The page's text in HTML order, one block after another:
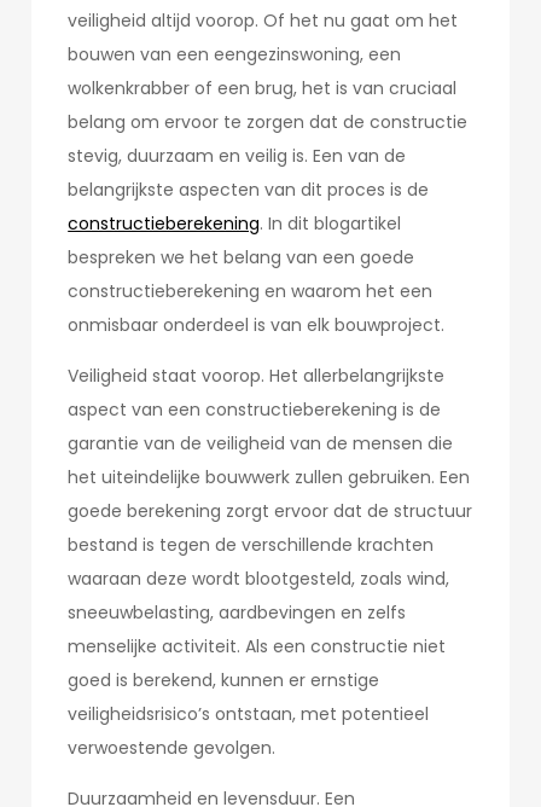
veiligheid altijd voorop. Of het nu gaat om het
bouwen van een eengezinswoning, een
wolkenkrabber of een brug, het is van cruciaal
belang om ervoor te zorgen dat de constructie
stevig, duurzaam en veilig is. Een van de
belangrijkste aspecten van dit proces is de
constructieberekening. In dit blogartikel
bespreken we het belang van een goede
constructieberekening en waarom het een
onmisbaar onderdeel is van elk bouwproject.
Veiligheid staat voorop. Het allerbelangrijkste
aspect van een constructieberekening is de
garantie van de veiligheid van de mensen die
het uiteindelijke bouwwerk zullen gebruiken. Een
goede berekening zorgt ervoor dat de structuur
bestand is tegen de verschillende krachten
waaraan deze wordt blootgesteld, zoals wind,
sneeuwbelasting, aardbevingen en zelfs
menselijke activiteit. Als een constructie niet
goed is berekend, kunnen er ernstige
veiligheidsrisico’s ontstaan, met potentieel
verwoestende gevolgen.
Duurzaamheid en levensduur. Een